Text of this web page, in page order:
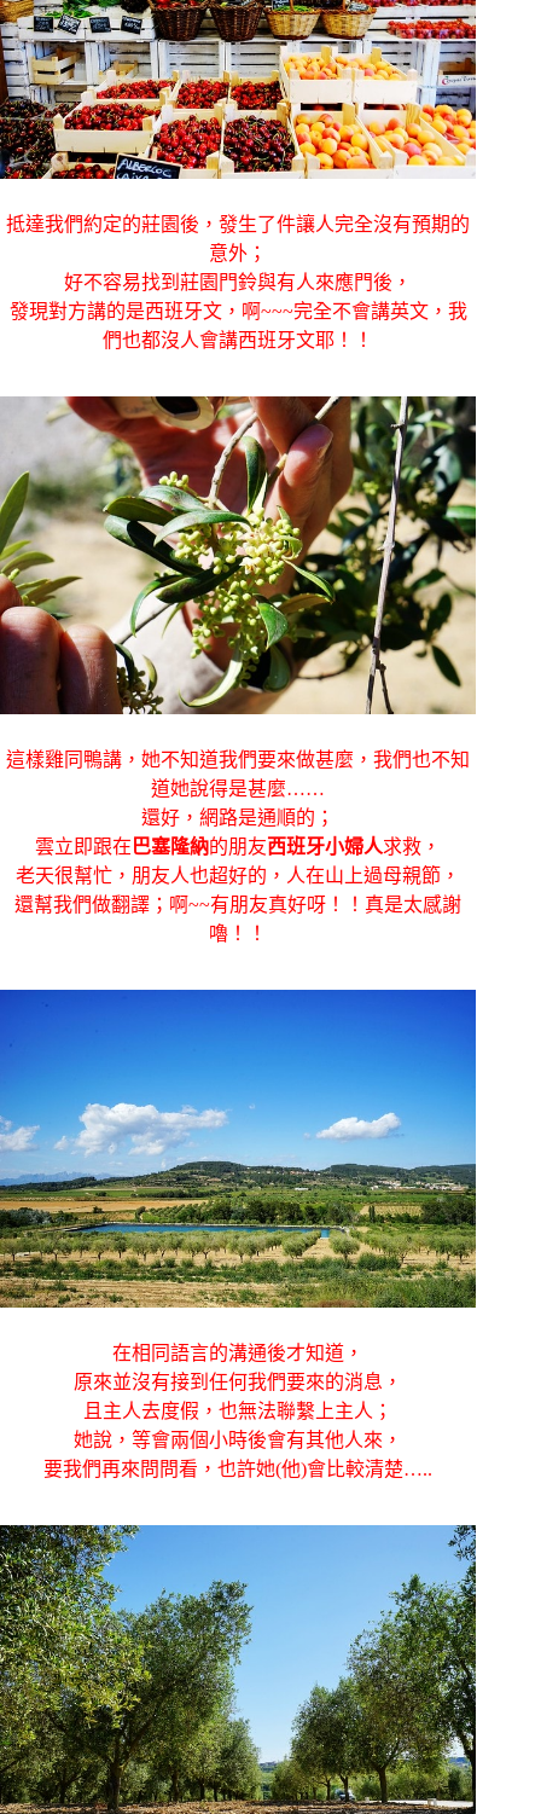
抵達我們約定的莊園後，發生了件讓人完全沒有預期的
意外；
好不容易找到莊園門鈴與有人來應門後，
發現對方講的是西班牙文，啊~~~完全不會講英文，我
們也都沒人會講西班牙文耶！！
這樣雞同鴨講，她不知道我們要來做甚麼，我們也不知
道她說得是甚麼……
還好，網路是通順的；
雲立即跟在 巴塞隆納的朋友西班牙小婦人求救，
老天很幫忙，朋友人也超好的，人在山上過母親節，
還幫我們做翻譯；啊~~有朋友真好呀！！真是太感謝
嚕！！
在相同語言的溝通後才知道，
原來並沒有接到任何我們要來的消息，
且主人去度假，也無法聯繫上主人；
她說，等會兩個小時後會有其他人來，
要我們再來問問看，也許她(他)會比較清楚…..